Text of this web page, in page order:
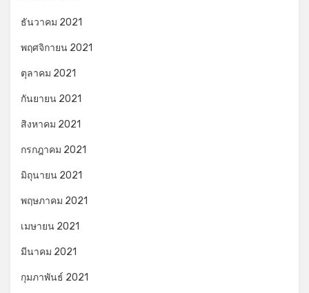
ธันวาคม 2021
พฤศจิกายน 2021
ตุลาคม 2021
กันยายน 2021
สิงหาคม 2021
กรกฎาคม 2021
มิถุนายน 2021
พฤษภาคม 2021
เมษายน 2021
มีนาคม 2021
กุมภาพันธ์ 2021